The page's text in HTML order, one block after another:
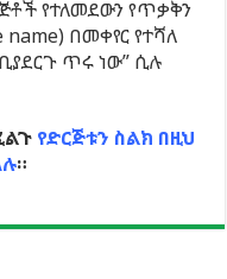
የተለመደውን የጥቃቅን
በመቀየር የተሻለ
ጥሩ ነው” ሲሉ
የድርጅቱን ስልክ በዚህ
።